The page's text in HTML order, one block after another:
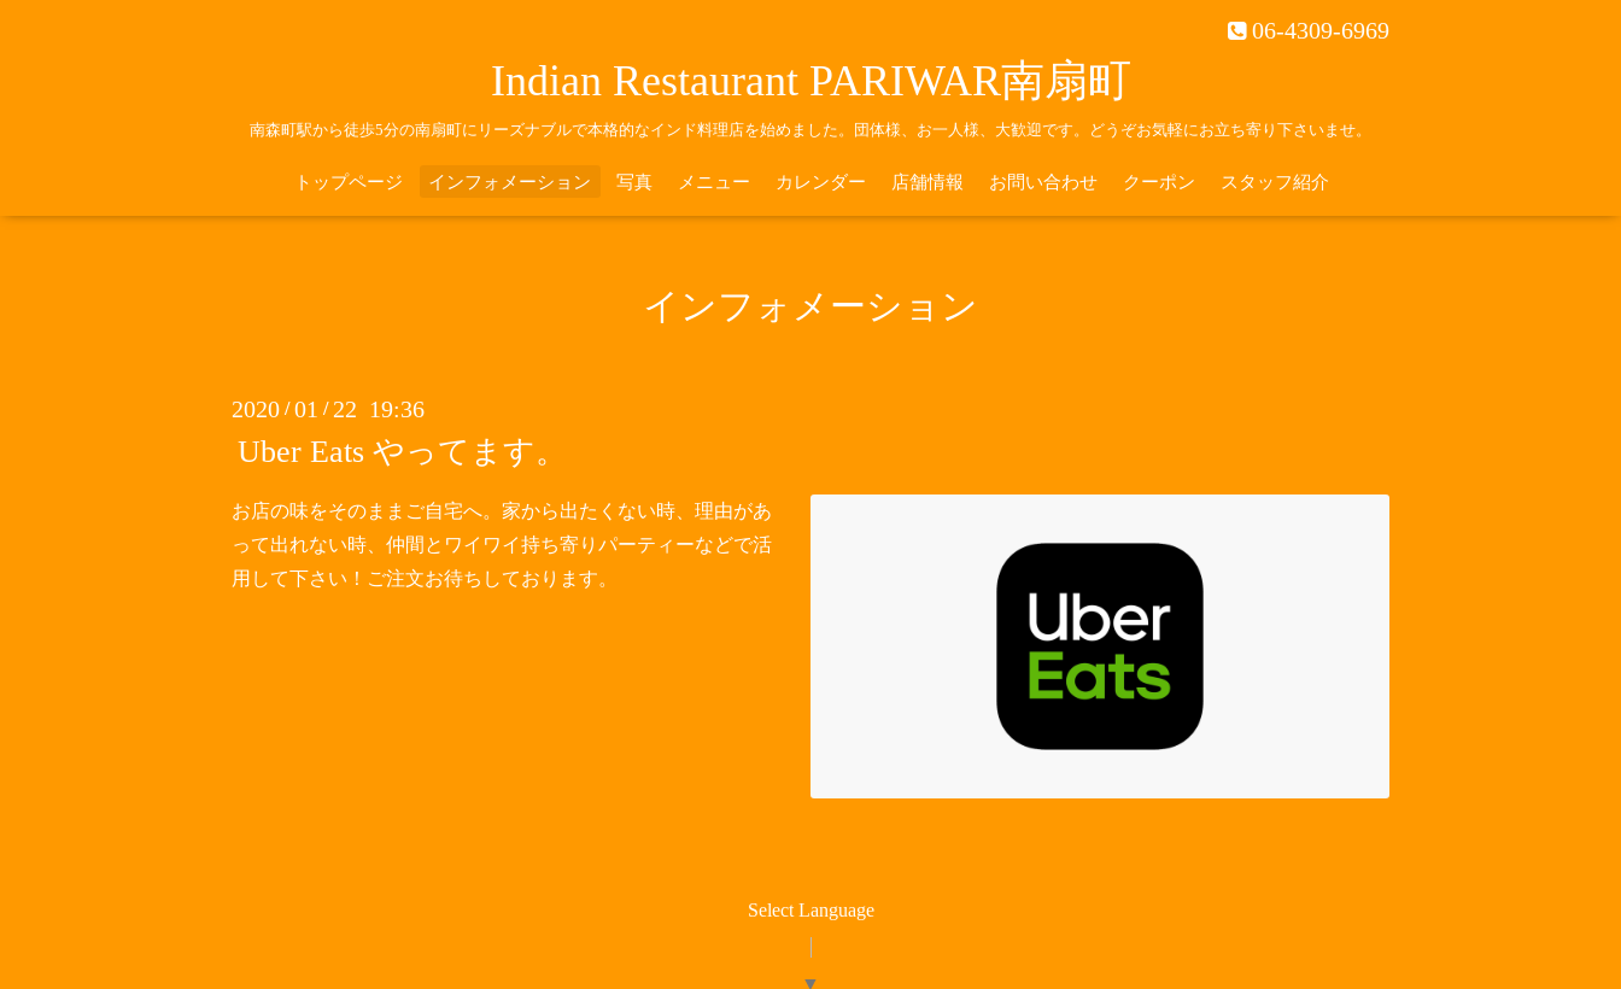
06-4309-6969
Indian Restaurant PARIWAR南扇町
南森町駅から徒歩5分の南扇町にリーズナブルで本格的なインド料理店を始めました。団体様、お一人様、大歓迎です。どうぞお気軽にお立ち寄り下さいませ。
トップページ インフォメーション 写真 メニュー カレンダー 店舗情報 お問い合わせ クーポン スタッフ紹介
インフォメーション
2020 /01 / 22 19:36
Uber Eats やってます。
お店の味をそのままご自宅へ。家から出たくない時、理由があ
って出れない時、仲間とワイワイ持ち寄りパーティーなどで活
用して下さい！ご注文お待ちしております。
Select Language
▼